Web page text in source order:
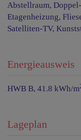
Abstellraum
Etagenheizung
Satelliten-TV
Energieausweis
HWB B, 41.8 kWh/m
Lageplan